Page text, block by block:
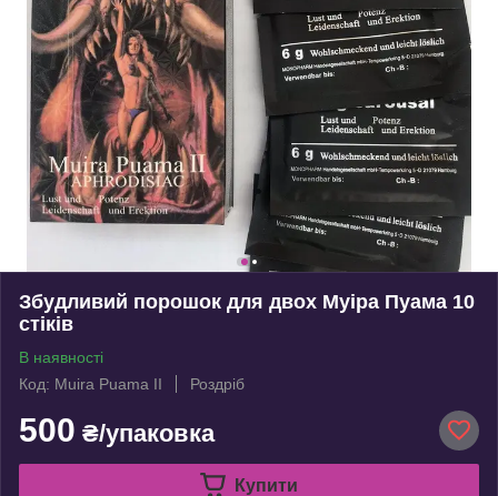
Збудливий порошок для двох Муіра Пуама 10
стіків
В наявності
Код: Muira Puama II
Роздріб
500 ₴/упаковка
Купити